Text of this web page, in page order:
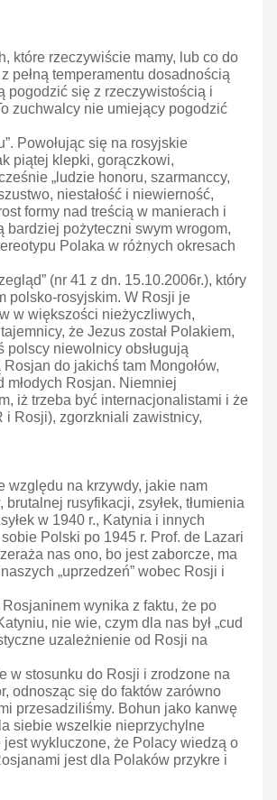
które rzeczywiście mamy, lub co do
pełną temperamentu dosadnością
pogodzić się z rzeczywistością i
zuchwalcy nie umiejący pogodzić
Powołując się na rosyjskie
piątej klepki, gorączkowi,
„ludzie honoru, szarmanccy,
niestałość i niewierność,
formy nad treścią w manierach i
bardziej pożyteczni swym wrogom,
Polaka w różnych okresach
(nr 41 z dn. 15.10.2006r.), który
polsko-rosyjskim. W Rosji je
w większości nieżyczliwych,
że Jezus został Polakiem,
polscy niewolnicy obsługują
do jakichś tam Mongołów,
młodych Rosjan. Niemniej
iż trzeba być internacjonalistami i że
i Rosji), zgorzkniali zawistnicy,
względu na krzywdy, jakie nam
rusyfikacji, zsyłek, tłumienia
w 1940 r., Katynia i innych
Polski po 1945 r. Prof. de Lazari
nas ono, bo jest zaborcze, ma
„uprzedzeń” wobec Rosji i
wynika z faktu, że po
nie wie, czym dla nas był „cud
uzależnienie od Rosji na
w stosunku do Rosji i zrodzone na
odnosząc się do faktów zarówno
przesadziliśmy. Bohun jako kanwę
siebie wszelkie nieprzychylne
wykluczone, że Polacy wiedzą o
jest dla Polaków przykre i